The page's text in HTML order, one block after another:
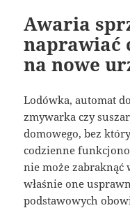
Awaria
naprawiać
na nowe
Lodówka, automat
zmywarka czy
domowego, bez
codzienne
nie może zabraknąć
właśnie one
podstawowych